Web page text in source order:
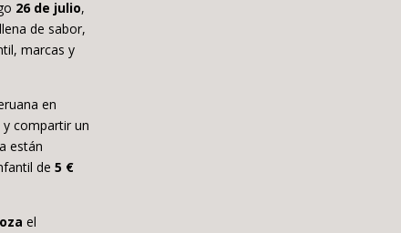
26 de julio,
de sabor,
marcas y
en
y compartir un
están
de5 €
el